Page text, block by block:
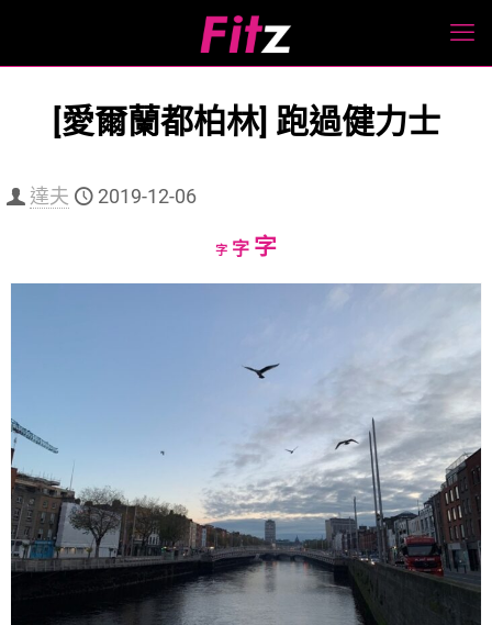
[愛爾蘭都柏林] 跑過健力士
達夫 2019-12-06
字Decrease
字Reset
字Increase